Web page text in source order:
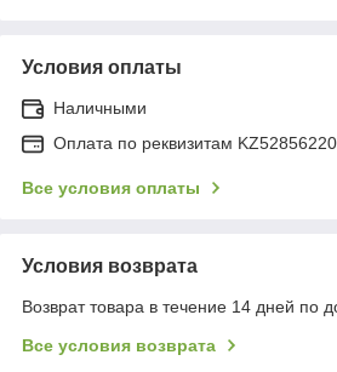
Условия оплаты
Наличными
Оплата по реквизитам
Все условия оплаты
Условия возврата
Возврат товара в течение 14 дней по
Все условия возврата